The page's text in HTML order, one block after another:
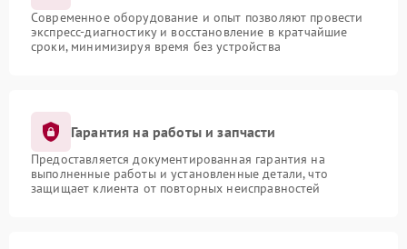
Современное оборудование и опыт позволяют провести
экспресс-диагностику и восстановление в кратчайшие
сроки, минимизируя время без устройства
Гарантия на работы и запчасти
Предоставляется документированная гарантия на
выполненные работы и установленные детали, что
защищает клиента от повторных неисправностей